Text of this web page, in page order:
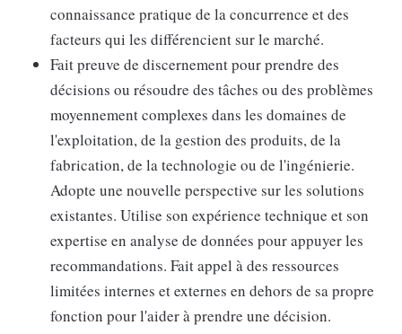
connaissance pratique de la concurrence et des
facteurs qui les différencient sur le marché.
Fait preuve de discernement pour prendre des
décisions ou résoudre des tâches ou des problèmes
moyennement complexes dans les domaines de
l'exploitation, de la gestion des produits, de la
fabrication, de la technologie ou de l'ingénierie.
Adopte une nouvelle perspective sur les solutions
existantes. Utilise son expérience technique et son
expertise en analyse de données pour appuyer les
recommandations. Fait appel à des ressources
limitées internes et externes en dehors de sa propre
fonction pour l'aider à prendre une décision.